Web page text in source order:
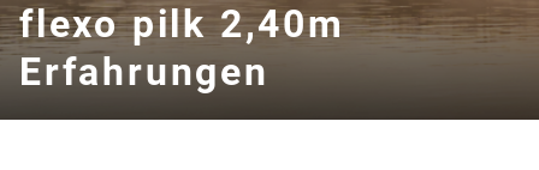
flexo pilk 2,40m
Erfahrungen